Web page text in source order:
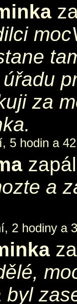
za
5 hodin a
a
2 hodiny a